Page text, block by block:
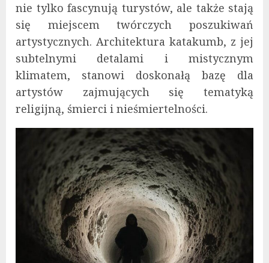
nie tylko fascynują turystów, ale także stają
się miejscem twórczych poszukiwań
artystycznych. Architektura katakumb, z jej
subtelnymi detalami i mistycznym
klimatem, stanowi doskonałą bazę dla
artystów zajmujących się tematyką
religijną, śmierci i nieśmiertelności.